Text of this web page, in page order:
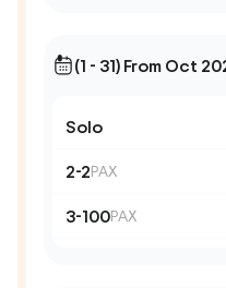
(1 - 31) From Oct
Solo
2-2PAX
3-100PAX